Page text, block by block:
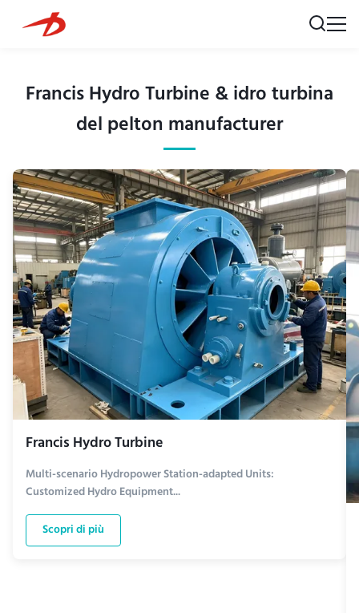
Francis Hydro Turbine & idro turbina
del pelton manufacturer
Francis Hydro Turbine
Multi-scenario Hydropower Station-adapted Units:
Customized Hydro Equipment...
Scopri di più